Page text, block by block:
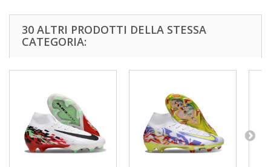
30 ALTRI PRODOTTI DELLA STESSA
CATEGORIA: